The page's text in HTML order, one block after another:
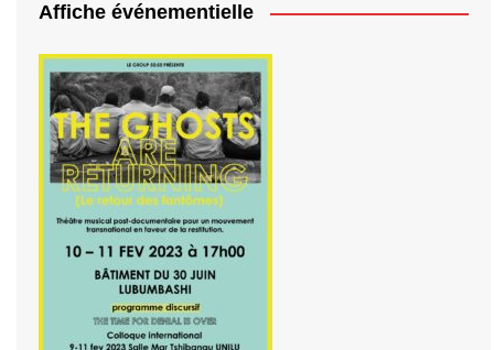
Affiche événementielle